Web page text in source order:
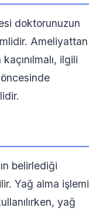
doktorunuzun
Ameliyattan
ilgili
öncesinde
belirlediği
Yağ alma işlemi
yağ